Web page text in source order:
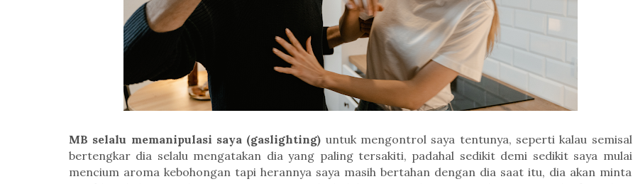
MB selalu memanipulasi saya(gaslighting) untuk mengontrolsaya tentunya, seperti kalau semisal
bertengkar dia selalu mengatakan dia yang paling tersakiti, padahal sedikit demi sedikit saya mulai
mencium aroma kebohongan tapi herannya saya masih bertahan dengan dia saat itu, dia akan minta